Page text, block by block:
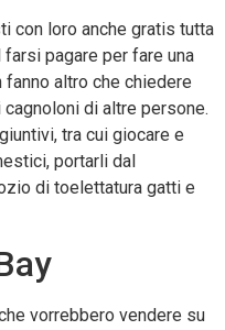
con loro anche gratis tutta
farsi pagare per fare una
altro che chiedere
di altre persone.
tra cui giocare e
portarli dal
di toelettatura gatti e
vorrebbero vendere su